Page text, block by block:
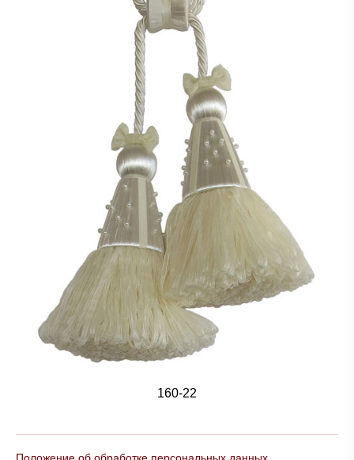
160-22